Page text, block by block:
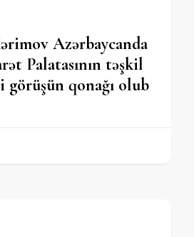
Azərbaycanda
Palatasının təşkil
qonağı olub